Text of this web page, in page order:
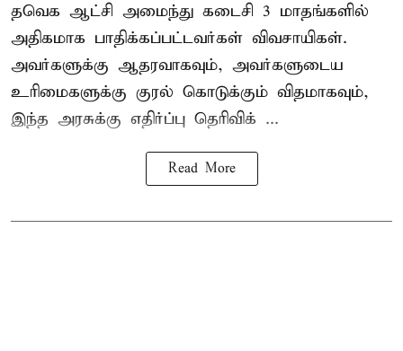
தவெக ஆட்சி அமைந்து கடைசி 3 மாதங்களில்
அதிகமாக பாதிக்கப்பட்டவர்கள் விவசாயிகள்.
அவர்களுக்கு ஆதரவாகவும், அவர்களுடைய
உரிமைகளுக்கு குரல் கொடுக்கும் விதமாகவும்,
இந்த அரசுக்கு எதிர்ப்பு தெரிவிக் ...
Read More